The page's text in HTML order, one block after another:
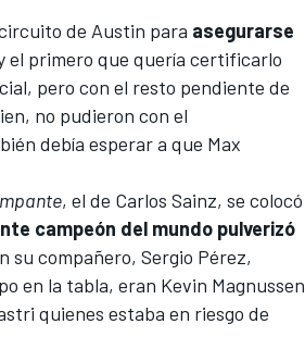
de Austin para asegurarse
el primero que quería certificarlo
pero con el resto pendiente de
no pudieron con el
debía esperar a que Max
, el de Carlos Sainz, se colocó
campeón del mundo pulverizó
su compañero, Sergio Pérez,
en la tabla, eran Kevin Magnussen
quienes estaba en riesgo de